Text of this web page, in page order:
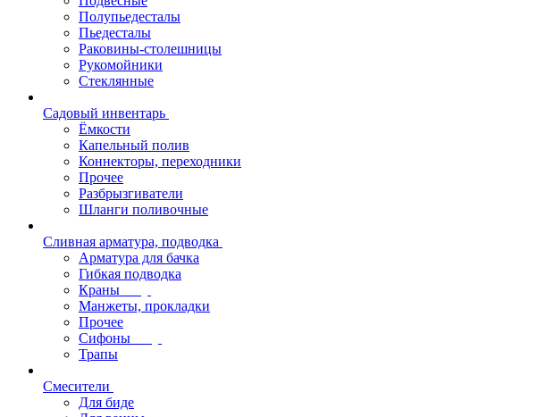
Полупьедесталы
Пьедесталы
Раковины-столешницы
Рукомойники
Стеклянные
Садовый инвентарь
Ёмкости
Капельный полив
Коннекторы, переходники
Прочее
Разбрызгиватели
Шланги поливочные
Сливная арматура, подводка
Арматура для бачка
Гибкая подводка
Краны
Манжеты, прокладки
Прочее
Сифоны
Трапы
Смесители
Для биде